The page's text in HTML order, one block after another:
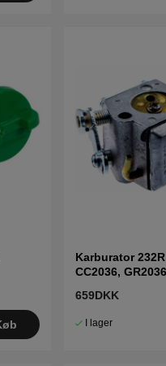
Karburator
CC2036, GR2036
659DKK
I lager